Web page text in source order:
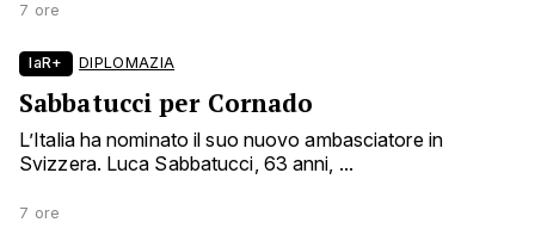
7 ore
laR+ DIPLOMAZIA
Sabbatucci per Cornado
L’Italia ha nominato il suo nuovo ambasciatore in
Svizzera. Luca Sabbatucci, 63 anni, ...
7 ore